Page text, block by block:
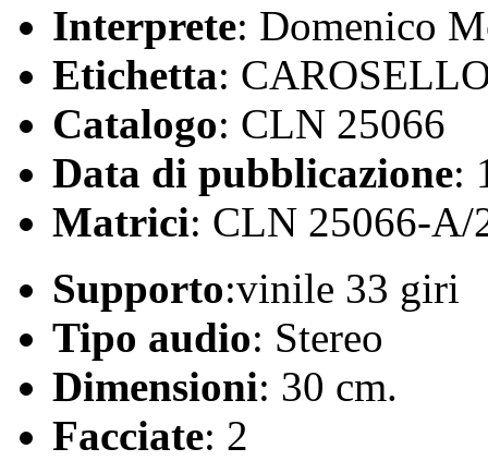
Interprete: Domenico
Etichetta:
Catalogo: CLN 25066
Data di pubblicazione:
Matrici: CLN 25066-A/
Supporto:vinile 33 giri
Tipo audio: Stereo
Dimensioni: 30 cm.
Facciate: 2